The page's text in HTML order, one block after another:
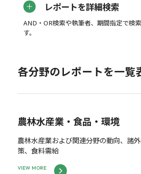
レポートを詳細検索
AND・OR検索や執筆者、期間指定で検
す。
各分野のレポートを一覧
農林水産業・食品・環境
農林水産業および関連分野の動向、諸
策、食料需給
VIEW MORE